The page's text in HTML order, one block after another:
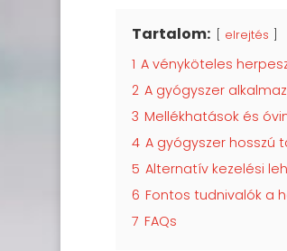
Tartalom: elrejtés
1 A vényköteles
2 A gyógyszer
3 Mellékhatások és
4 A gyógyszer hosszú
5 Alternatív kezelési
6 Fontos tudnivalók a
7 FAQs